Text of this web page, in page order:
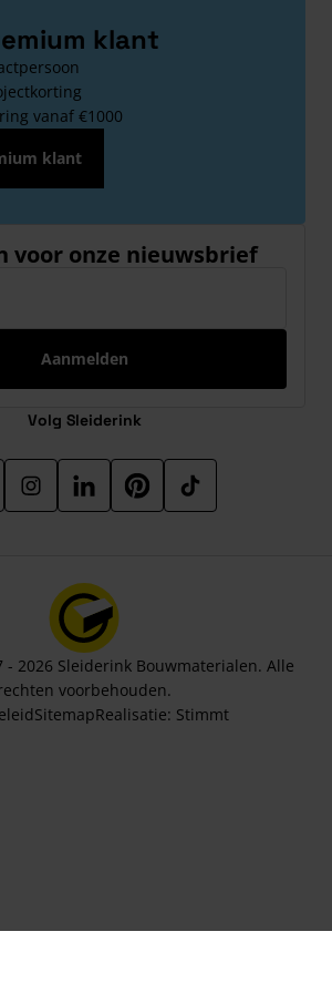
klant
vanaf €1000
klant
voor onze nieuwsbrief
Aanmelden
Volg Sleiderink
- 2026 Sleiderink Bouwmaterialen. Alle
voorbehouden.
SitemapRealisatie: Stimmt